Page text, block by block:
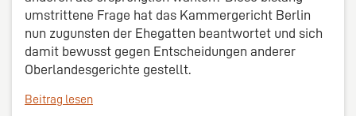
umstrittene Frage hat das Kammergericht Berlin
nun zugunsten der Ehegatten beantwortet und sich
damit bewusst gegen Entscheidungen anderer
Oberlandesgerichte gestellt.
Beitrag lesen